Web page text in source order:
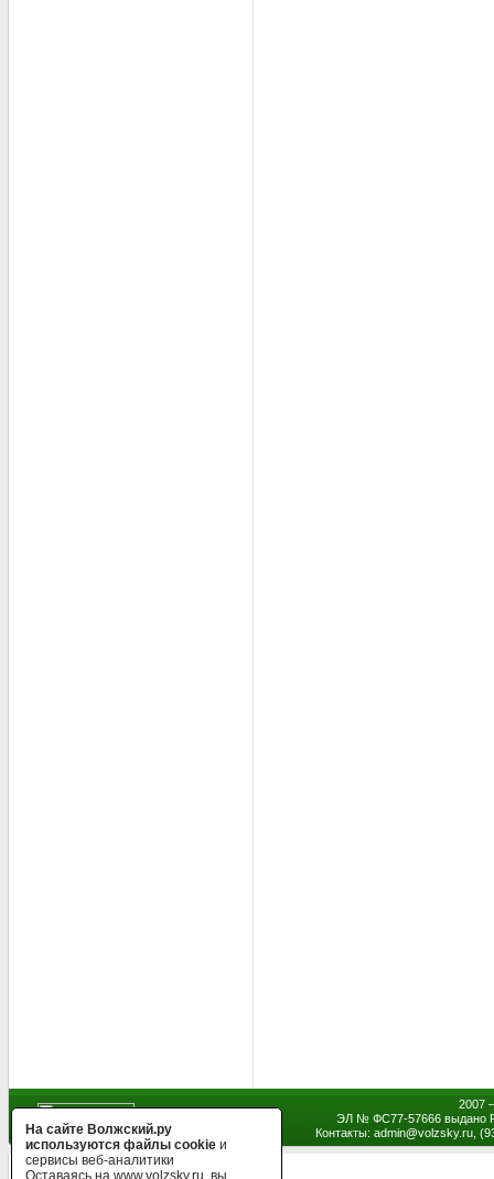
2007
ЭЛ № ФС77-57666 выдано
Контакты: admin@volzsky.ru,
На сайте Волжский.ру
используются файлы cookie и
сервисы веб-аналитики
Оставаясь на www.volzsky.ru, вы